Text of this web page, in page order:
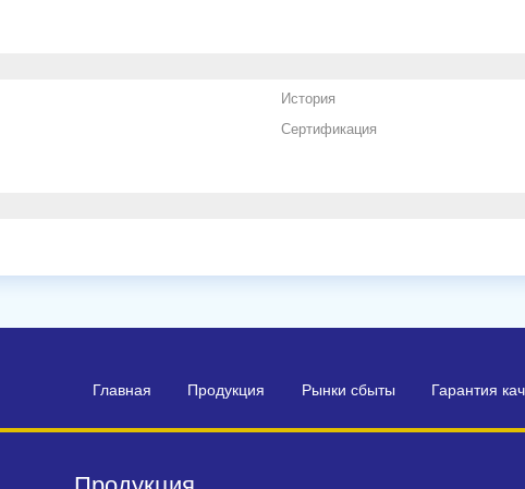
История
Сертификация
Главная Продукция Рынки сбыты Гарантия